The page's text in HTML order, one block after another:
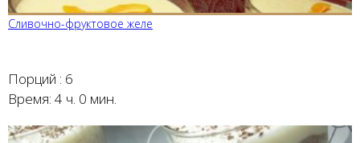
Сливочно-фруктовое желе
Порций : 6
Время: 4 ч. 0 мин.